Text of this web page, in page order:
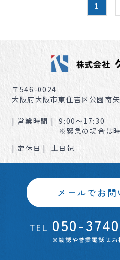
1
〒546-0024
大阪府大阪市東住吉区公園南
| 営業時間 |
9:00～17:30
※緊急の場合は
| 定休日 |
土日祝
メールでお問
TEL 050-